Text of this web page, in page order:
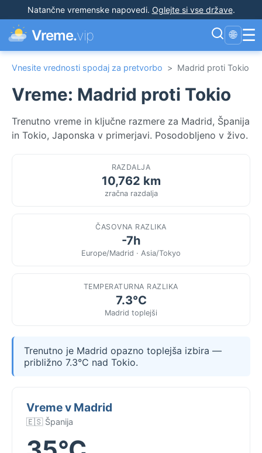
Natančne vremenske napovedi. Oglejte si vse države.
Vreme.vip 🌐 ☰
Vnesite vrednosti spodaj za pretvorbo > Madrid proti Tokio
Vreme: Madrid proti Tokio
Trenutno vreme in ključne razmere za Madrid, Španija
in Tokio, Japonska v primerjavi. Posodobljeno v živo.
RAZDALJA
10,762 km
zračna razdalja
ČASOVNA RAZLIKA
-7h
Europe/Madrid · Asia/Tokyo
TEMPERATURNA RAZLIKA
7.3°C
Madrid toplejši
Trenutno je Madrid opazno toplejša izbira —
približno 7.3°C nad Tokio.
Vreme v Madrid
🇪🇸 Španija